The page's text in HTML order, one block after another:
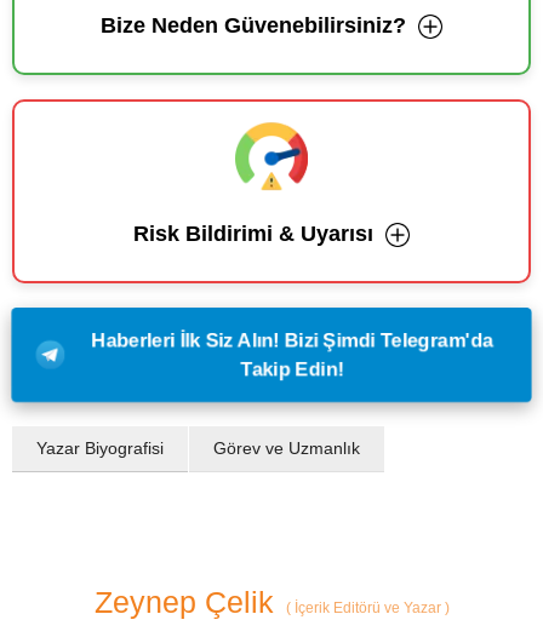
Bize Neden Güvenebilirsiniz?
Risk Bildirimi & Uyarısı
Haberleri İlk Siz Alın! Bizi Şimdi Telegram'da
Takip Edin!
Yazar Biyografisi Görev ve Uzmanlık
Zeynep Çelik (İçerik Editörü ve Yazar )